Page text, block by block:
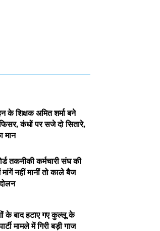
के शिक्षक अमित शर्मा बने
कंधों पर सजे दो सितारे,
मान
तकनीकी कर्मचारी संघ की
नहीं मानीं तो काले बैज
के बाद हटाए गए कुल्लू के
मामले में गिरी बड़ी गाज